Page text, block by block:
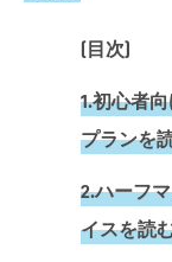
[目次]
1.初心者
プランを
2.ハーフ
イスを読